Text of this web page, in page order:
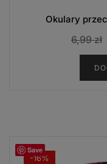
Okulary
6,99zł
Save
-16%